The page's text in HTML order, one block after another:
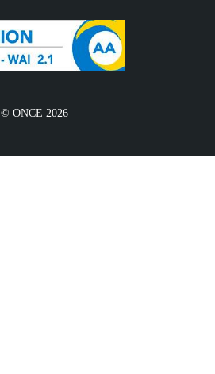
© ONCE 2026